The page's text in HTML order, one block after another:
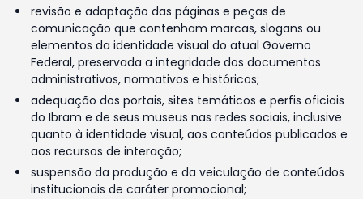
revisão e adaptação das páginas e peças de
comunicação que contenham marcas, slogans ou
elementos da identidade visual do atual Governo
Federal, preservada a integridade dos documentos
administrativos, normativos e históricos;
adequação dos portais, sites temáticos e perfis oficiais
do Ibram e de seus museus nas redes sociais, inclusive
quanto à identidade visual, aos conteúdos publicados e
aos recursos de interação;
suspensão da produção e da veiculação de conteúdos
institucionais de caráter promocional;